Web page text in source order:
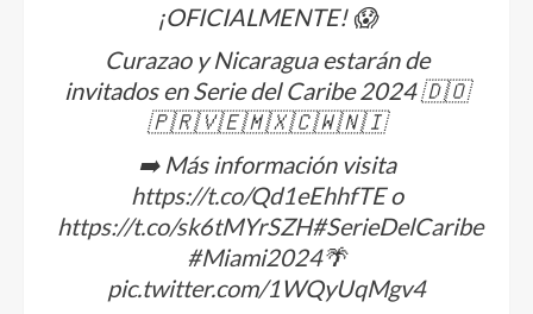
¡OFICIALMENTE! 😱
Curazao y Nicaragua estarán de
invitados en Serie del Caribe 2024 🇩🇴
🇵🇷🇻🇪🇲🇽🇨🇼🇳🇮
➡️ Más información visita
https://t.co/Qd1eEhhfTEo
https://t.co/sk6tMYrSZH#SerieDelCaribe
#Miami2024🌴
pic.twitter.com/1WQyUqMgv4